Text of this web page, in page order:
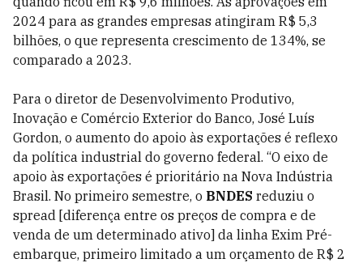
2024 para as grandes empresas atingiram R$ 5,3
bilhões, o que representa crescimento de 134%, se
comparado a 2023.
Para o diretor de Desenvolvimento Produtivo,
Inovação e Comércio Exterior do Banco, José Luís
Gordon, o aumento do apoio às exportações é reflexo
da política industrial do governo federal. “O eixo de
apoio às exportações é prioritário na Nova Indústria
Brasil. No primeiro semestre, o BNDES reduziu o
spread [diferença entre os preços de compra e de
venda de um determinado ativo] da linha Exim Pré-
embarque, primeiro limitado a um orçamento de R$ 2